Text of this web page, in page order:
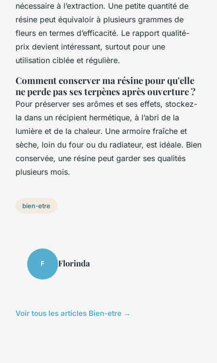
nécessaire à l’extraction. Une petite quantité de
résine peut équivaloir à plusieurs grammes de
fleurs en termes d’efficacité. Le rapport qualité-
prix devient intéressant, surtout pour une
utilisation ciblée et régulière.
Comment conserver ma résine pour qu'elle
ne perde pas ses terpènes après ouverture ?
Pour préserver ses arômes et ses effets, stockez-
la dans un récipient hermétique, à l’abri de la
lumière et de la chaleur. Une armoire fraîche et
sèche, loin du four ou du radiateur, est idéale. Bien
conservée, une résine peut garder ses qualités
plusieurs mois.
bien-etre
F Florinda
Voir tous les articles Bien-etre →